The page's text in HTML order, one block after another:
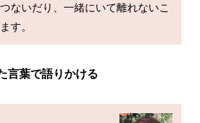
ないだり、一緒にいて離れないこ
言葉で語りかける